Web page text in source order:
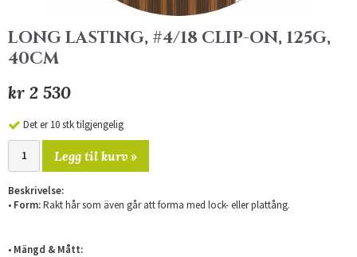
LONG LASTING, #4/18 CLIP-ON, 125G,
40CM
kr 2 530
Det er 10 stk tilgjengelig
Legg til kurv »
Beskrivelse:
• Form:Rakt hår som även går att forma med lock- eller plattång.
• Mängd & Mått: